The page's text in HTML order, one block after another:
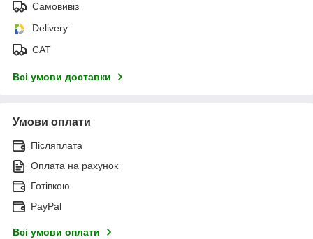
Самовивіз
Delivery
САТ
Всі умови доставки
Умови оплати
Післяплата
Оплата на рахунок
Готівкою
PayPal
Всі умови оплати